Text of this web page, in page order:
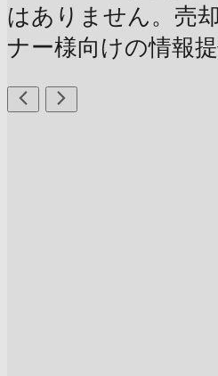
はありません。売
ナー様向けの情報